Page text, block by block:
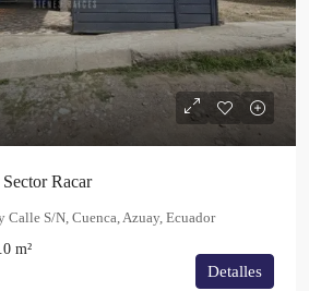
Racar
S/N, Cuenca, Azuay, Ecuador
m²
Detalles